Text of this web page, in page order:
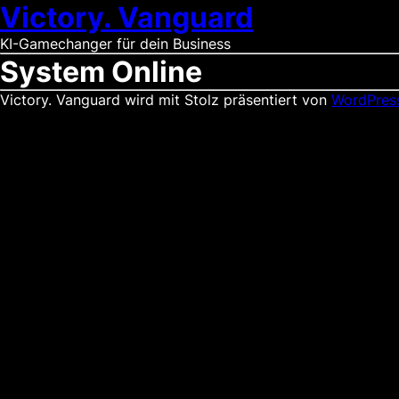
Victory. Vanguard
KI-Gamechanger für dein Business
System Online
Victory. Vanguard wird mit Stolz präsentiert von